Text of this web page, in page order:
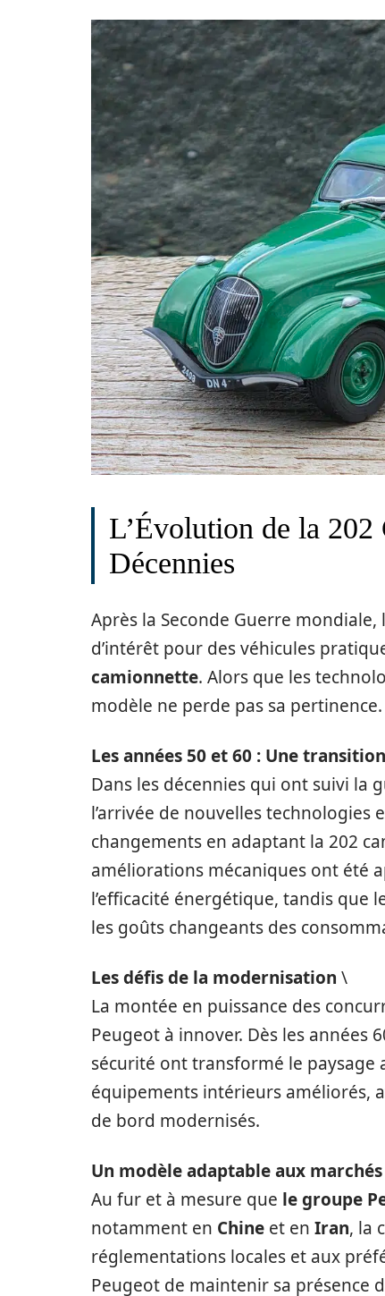
L’Évolution de la 202
Décennies
Après la Seconde Guerre
d’intérêt pour des véhicules
camionnette. Alors que les
modèle ne perde pas sa pertinence.
Les années 50 et 60 : Une
Dans les décennies qui ont suivi la
l’arrivée de nouvelles technologies
changements en adaptant la 202
améliorations mécaniques ont été
l’efficacité énergétique, tandis
les goûts changeants des
Les défis de la modernisation \
La montée en puissance des
Peugeot à innover. Dès les années
sécurité ont transformé le paysage
équipements intérieurs améliorés,
de bord modernisés.
Un modèle adaptable aux
Au fur et à mesure que le groupe
notamment en Chine et en Iran, la
réglementations locales et aux
Peugeot de maintenir sa présence